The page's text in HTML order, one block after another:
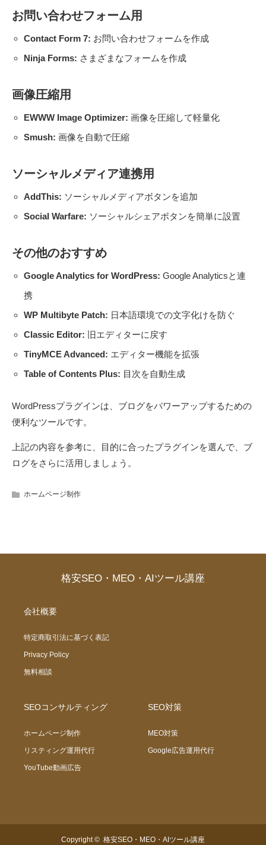
お問い合わせフォーム用
Contact Form 7: お問い合わせフォームを作成
Ninja Forms: さまざまなフォームを作成
画像圧縮用
EWWW Image Optimizer: 画像を圧縮して軽量化
Smush: 画像を自動で圧縮
ソーシャルメディア連携用
AddThis: ソーシャルメディアボタンを追加
Social Warfare: ソーシャルシェアボタンを簡単に設置
その他のおすすめ
Google Analytics for WordPress: Google Analyticsと連
携
WP Multibyte Patch: 日本語環境での文字化けを防ぐ
Classic Editor: 旧エディターに戻す
TinyMCE Advanced: エディター機能を拡張
Table of Contents Plus: 目次を自動生成
WordPressプラグインは、ブログをパワーアップするための
便利なツールです。
上記の内容を参考に、目的に合ったプラグインを選んで、ブ
ログをさらに活用しましょう。
ホームページ制作
格安SEO・MEO・AIツール講座
会社概要
特定商取引法に基づく表記
Privacy Policy
無料相談
SEOコンサルティング
ホームページ制作
リスティング運用代行
YouTube動画広告
SEO対策
MEO対策
Google広告運用代行
Copyright © 格安SEO・MEO・AIツール講座